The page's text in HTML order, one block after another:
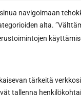
navigoimaan
alta.
tärkeitä
tallenna